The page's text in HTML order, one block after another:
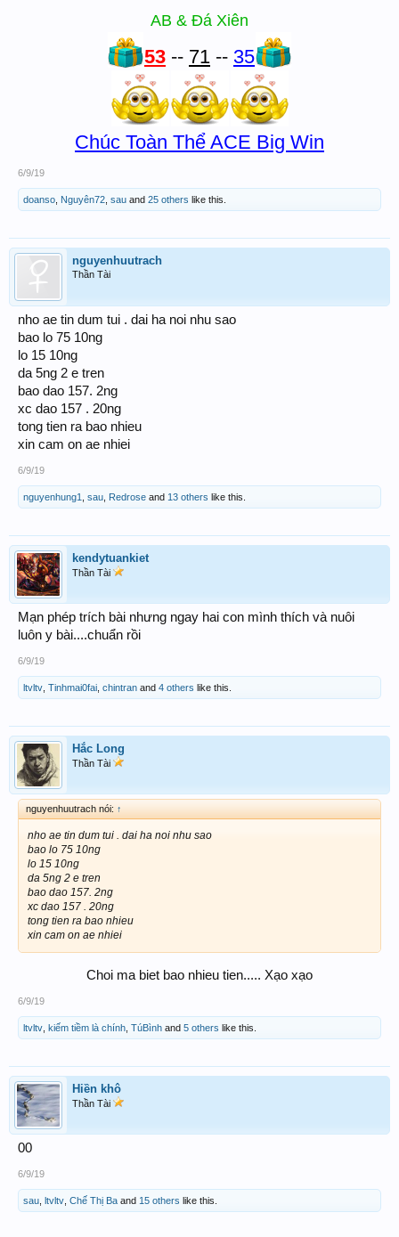
AB & Đá Xiên
53 -- 71 -- 35
Chúc Toàn Thể ACE Big Win
6/9/19
doanso Nguyên72 sau and 25 others like this.
nguyenhuutrach
Thần Tài
nho ae tin dum tui . dai ha noi nhu sao
bao lo 75 10ng
lo 15 10ng
da 5ng 2 e tren
bao dao 157. 2ng
xc dao 157 . 20ng
tong tien ra bao nhieu
xin cam on ae nhiei
6/9/19
nguyenhung1 sau Redrose and 13 others like this.
kendytuankiet
Thần Tài
Mạn phép trích bài nhưng ngay hai con mình thích và nuôi
luôn y bài....chuẩn rồi
6/9/19
ltvltv Tinhmai0fai chintran and 4 others like this.
Hắc Long
Thần Tài
nguyenhuutrach nói: ↑
nho ae tin dum tui . dai ha noi nhu sao
bao lo 75 10ng
lo 15 10ng
da 5ng 2 e tren
bao dao 157. 2ng
xc dao 157 . 20ng
tong tien ra bao nhieu
xin cam on ae nhiei
Choi ma biet bao nhieu tien..... Xạo xạo​
6/9/19
ltvltv kiếm tiềm là chính TúBình and 5 others like this.
Hiền khô
Thần Tài
00
6/9/19
sau ltvltv Chế Thị Ba and 15 others like this.